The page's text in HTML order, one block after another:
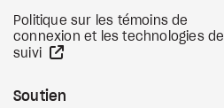
Politique sur les témoins de
connexion et les technologies de
suivi
Soutien